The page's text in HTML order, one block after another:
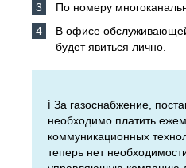
По номеру
В офисе
будет явиться лично.
ℹ️ За газоснабжение,
необходимо платить
коммуникационных
теперь нет